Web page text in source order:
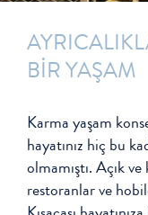
BİR YAŞAM
Karma yaşam
hayatınız hiç bu
olmamıştı. Açık
restoranlar ve